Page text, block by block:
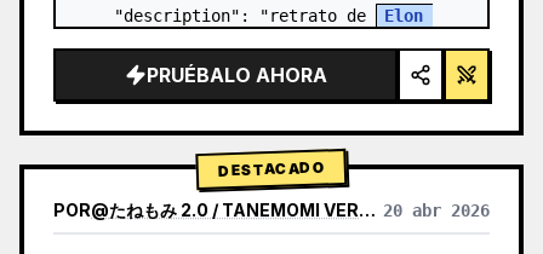
    "description": "retrato de
Elon
negra con un gráfico de esquema técnico
en blanco",
PRUÉBALO AHORA
DESTACADO
POR@たねもみ 2.0 / TANEMOMI VER2.0 20 abr 2026